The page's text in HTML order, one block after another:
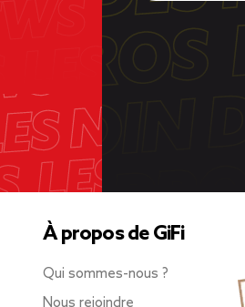
À propos de GiFi
Qui sommes-nous ?
Nous rejoindre